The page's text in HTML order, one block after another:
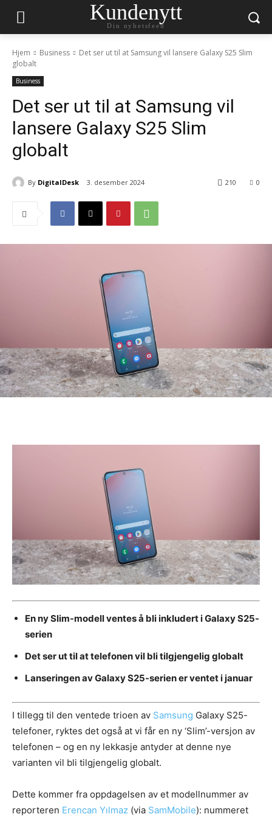
Kundenytt
Din nyhetsfeed
Hjem Business
Det ser ut til at Samsung vil lansere Galaxy S25 Slim
globalt
Business
Det ser ut til at Samsung vil
lansere Galaxy S25 Slim
globalt
By DigitalDesk 3. desember 2024 0
210
En ny Slim-modell ventes å bli inkludert i Galaxy S25-
serien
Det ser ut til at telefonen vil bli tilgjengelig globalt
Lanseringen av Galaxy S25-serien er ventet i januar
I tillegg til den ventede trioen av Samsung Galaxy S25-
telefoner, ryktes det også at vi får en ny ‘Slim’-versjon av
telefonen – og en ny lekkasje antyder at denne nye
varianten vil bli tilgjengelig globalt.
Dette kommer fra oppdagelsen av et modellnummer av
reporteren Erencan Yılmaz (via SamMobile): nummeret